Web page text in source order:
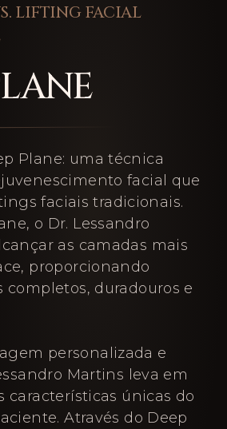
LIFTING FACIAL
Plane: uma técnica
facial que
faciais tradicionais.
o Dr. Lessandro
as camadas mais
proporcionando
completos, duradouros e
personalizada e
Martins leva em
características únicas do
Através do Deep